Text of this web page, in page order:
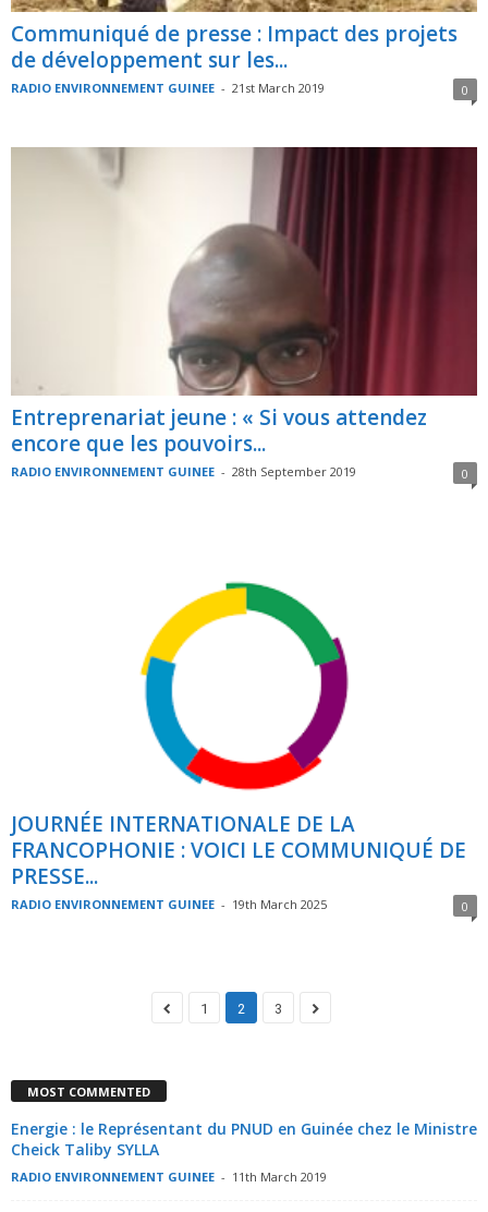
Communiqué de presse : Impact des projets
de développement sur les...
RADIO ENVIRONNEMENT GUINEE - 21st March 2019 0
Entreprenariat jeune : « Si vous attendez
encore que les pouvoirs...
RADIO ENVIRONNEMENT GUINEE - 28th September 2019 0
JOURNÉE INTERNATIONALE DE LA
FRANCOPHONIE : VOICI LE COMMUNIQUÉ DE
PRESSE...
RADIO ENVIRONNEMENT GUINEE - 19th March 2025 0
1 2 3
MOST COMMENTED
Energie : le Représentant du PNUD en Guinée chez le Ministre
Cheick Taliby SYLLA
RADIO ENVIRONNEMENT GUINEE - 11th March 2019